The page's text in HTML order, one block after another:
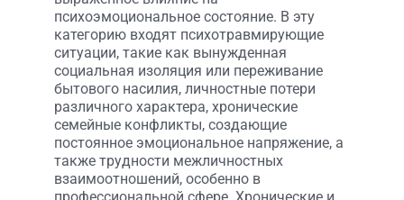
психоэмоциональное состояние. В эту
категорию входят психотравмирующие
ситуации, такие как вынужденная
социальная изоляция или переживание
бытового насилия, личностные потери
различного характера, хронические
семейные конфликты, создающие
постоянное эмоциональное напряжение, а
также трудности межличностных
взаимоотношений, особенно в
профессиональной сфере. Хронические и